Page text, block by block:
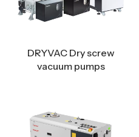
DRYVAC Dry screw
vacuum pumps